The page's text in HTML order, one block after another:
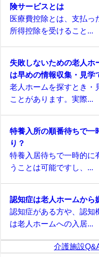
険サービスとは
医療費控除とは、支払っ
所得控除を受けること...
失敗しないための老人ホ
は早めの情報収集・見学
老人ホームを探すとき・
ことがあります。実際...
特養入所の順番待ちで一
り？
特養入居待ちで一時的に
うことは可能ですし、...
認知症は老人ホームから
認知症がある方や、認知
は老人ホームへの入居...
介護施設